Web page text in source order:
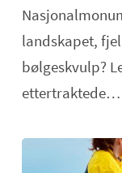
landskapet,
bølgeskvulp?
ettertraktede…